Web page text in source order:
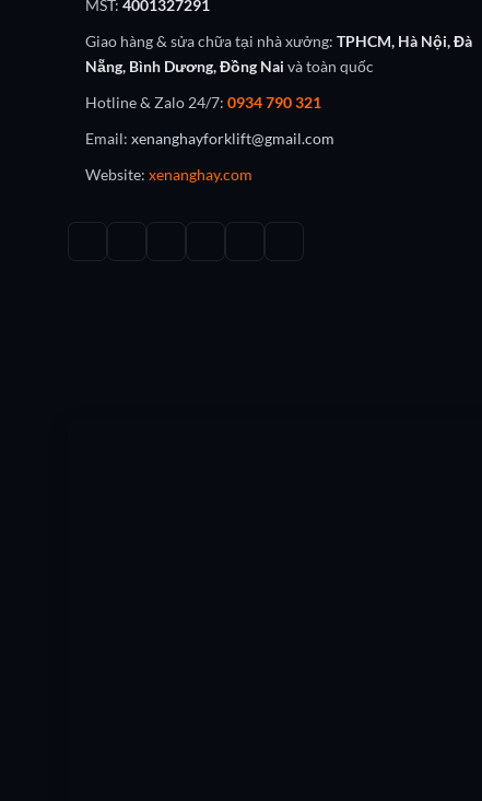
MST: 4001327291
Giao hàng & sửa chữa tại nhà xưởng: TPHCM, Hà Nội, Đà
Nẵng, Bình Dương, Đồng Nai và toàn quốc
Hotline & Zalo 24/7: 0934 790 321
Email: xenanghayforklift@gmail.com
Website: xenanghay.com